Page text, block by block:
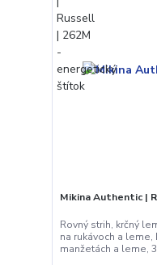
Mikina Authentic |
Rovný strih, krčný
na rukávoch a leme,
manžetách a leme,